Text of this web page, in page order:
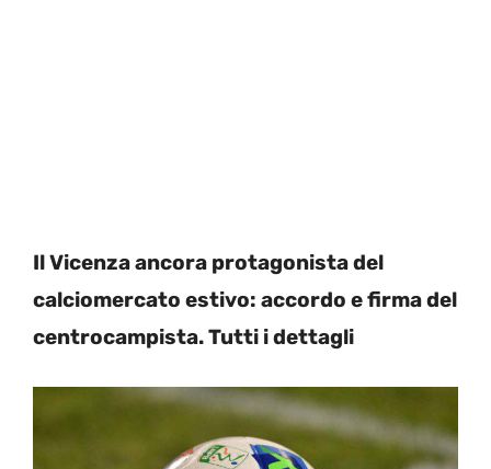
Il Vicenza ancora protagonista del
calciomercato estivo: accordo e firma del
centrocampista. Tutti i dettagli